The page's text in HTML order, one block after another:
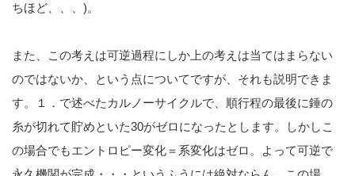
ちほど、、、)。
また、この考えは可逆過程にしか上の考えは当てはまらない
のではないか、という点についてですが、それも説明できま
す。１．で述べたカルノーサイクルで、順行程の最後に錘の
糸が切れて貯めといた30がゼロになったとします。しかしこ
の場合でもエントロピー変化＝系変化はゼロ。よって可逆で